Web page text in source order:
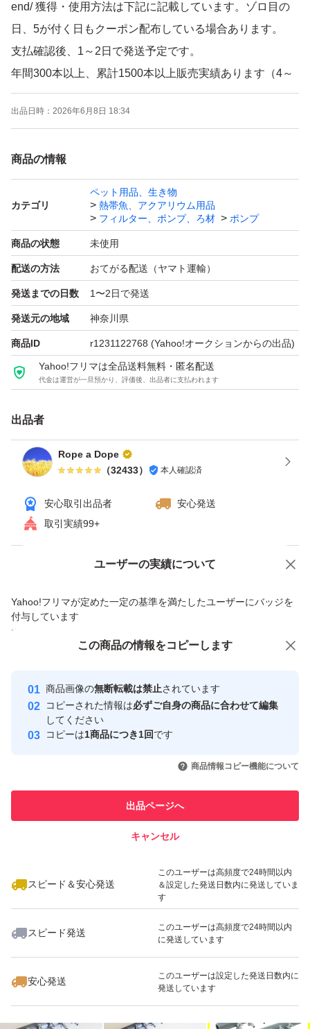
end/ 獲得・使用方法は下記に記載しています。ゾロ目の
日、5が付く日もクーポン配布している場合あります。
支払確認後、1～2日で発送予定です。
年間300本以上、累計1500本以上販売実績あります（4～
30分岐管 合計で）。 某コピー出品者のように『如何なる
理由でもクレームはお受けいたしません』という事はあり
エアーコック位置、角度は多少のバラツキあります（写真
字あります。
塩ビ管 外径 18mm。 エアーコック部は内径4mmのソフト
チューブ（エアーチューブ、エアーホース）で接続可能で
す。
エアーコックはネジ締めしています。 キャップと共に接
着はしていません。気になる場合は接着してください。
在庫あればブロワと接続するホースとセットでも出品して
います。
複数または他の分岐数をご希望の場合は質問欄から要望く
エアーストーン等、アクア用品いろいろ出品しています。
クーポン使える場合、使うとお得です。ヤフオクは「ゴー
ルドクーポン」。 月による場合ありますが週末（土・
日）にもらえる事が多いです。 カテゴリ限定等、実施し
ていない場合ありますので期間・価格など条件の詳細は検
ご注意ください。
る（今までと変わらなければ土・日にもらえます）。ヤフ
オクゴールドクーポンで検索すれば出てきます。 オーク
ションページの入札（今すぐ落札）ボタンの下に記載され
時の価格は変わりません）。 ③支払手続時にクーポンを
選択する（値引きされていることを確認して支払）。
取引 について（4、5つ目の画像）をご確認の上、入札・
購入ください。 初期不良（輸送事故含）時は対応後に評
評価する方）は他で落札・購入してください。 問題あれ
入しないでください。と記載しても現れています。 全て
不当評価扱いです。
たり）です。気になる方は画像6と7と下記を参照くださ
い。 『汚い』と即悪い評価してきた者が現れましたがエ
アーストーンが10個全て汚い（箱を開けるとジップ袋が
茶色がかっていて破れていてストーンの砂とゴミが出てき
出品日時： 2026年6月8日 18:34
商品の情報
カテゴリ
ペット用品、生き物
熱帯魚、アクアリウム用品
フィルター、ポンプ、ろ材
ポンプ
商品の状態 未使用
配送の方法 おてがる配送（ヤマト運輸）
発送までの日数 1〜2日で発送
発送元の地域 神奈川県
商品ID r1231122768 (Yahoo!オークションからの出品)
Yahoo!フリマは全品送料無料・匿名配送
代金は運営が一旦預かり、評価後、出品者に支払われます
出品者
Rope a Dope
（32433） 本人確認済
安心取引出品者
安心発送
取引実績99+
ユーザーの実績について
Yahoo!フリマが定めた一定の基準を満たしたユーザーにバッジを
付与しています
安心取引出品者
取引実績
取引実績◯+
このユーザーはYahoo!フリマの取
引を完了させた実績があります
での取引実績があります
スピード&安心発送
※このバッジは実績に基づく表示であり、発送を保証しているものではあり
スピード＆安心発送
このユーザーは高頻度で24時間以内
＆設定した発送日数内に発送していま
す
スピード発送
このユーザーは高頻度で24時間以内
に発送しています
安心発送
このユーザーは設定した発送日数内に
発送しています
Yahoo!オークションで出品した商品のため一部機能は利用できません
商品への質問からの値下げ交渉、不適切なカテゴリ変更依頼は禁止です
この商品の情報をコピーします
商品画像の無断転載は禁止されています
コピーされた情報は必ずご自身の商品に合わせて編集
してください
コピーは1商品につき1回です
商品情報コピー機能について
出品ページへ
キャンセル
この商品をみている人にオススメ